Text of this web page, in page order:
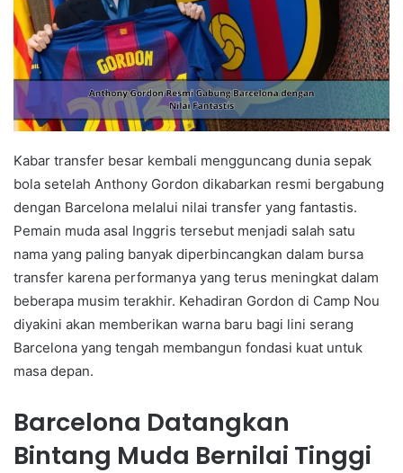
Kabar transfer besar kembali mengguncang dunia sepak
bola setelah Anthony Gordon dikabarkan resmi bergabung
dengan Barcelona melalui nilai transfer yang fantastis.
Pemain muda asal Inggris tersebut menjadi salah satu
nama yang paling banyak diperbincangkan dalam bursa
transfer karena performanya yang terus meningkat dalam
beberapa musim terakhir. Kehadiran Gordon di Camp Nou
diyakini akan memberikan warna baru bagi lini serang
Barcelona yang tengah membangun fondasi kuat untuk
masa depan.
Barcelona Datangkan
Bintang Muda Bernilai Tinggi